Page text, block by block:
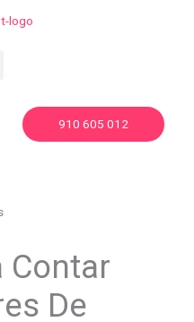
910 605 012
Contar
De